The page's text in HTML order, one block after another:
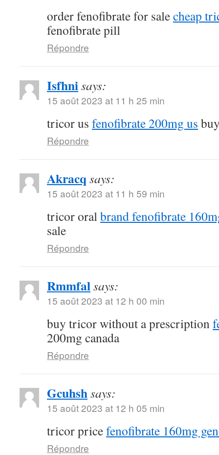
order fenofibrate for salecheap
fenofibrate pill
Répondre
Isfhnisays:
15 août 2023 at 11 h 25 min
tricor us fenofibrate 200mg us
Répondre
Akracq says:
15 août 2023 at 11 h 59 min
tricor oralbrand fenofibrate
sale
Répondre
Rmmfalsays:
15 août 2023 at 12 h 00 min
buy tricor without a prescription
200mg canada
Répondre
Gcuhshsays:
15 août 2023 at 12 h 05 min
tricor pricefenofibrate 160mg
Répondre